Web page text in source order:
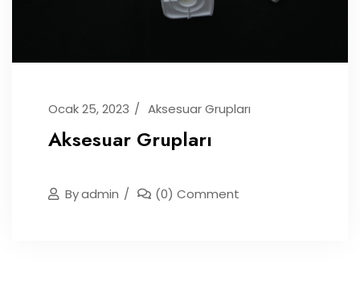
Ocak 25, 2023 Aksesuar Grupları
Aksesuar Grupları
ByAdmin (0) Comment